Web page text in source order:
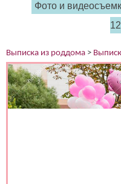
Фото и
Выписка из роддома >